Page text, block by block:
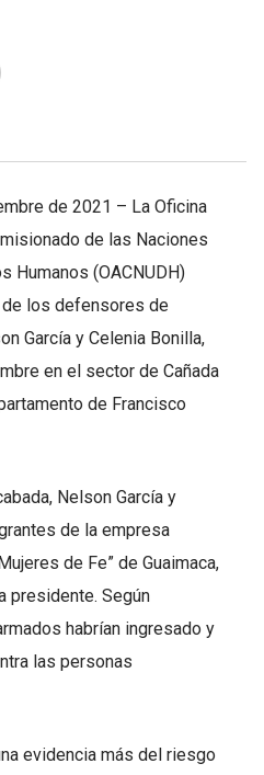
de 2021 – La Oficina
de las Naciones
Humanos (OACNUDH)
los defensores de
García y Celenia Bonilla,
en el sector de Cañada
de Francisco
Nelson García y
de la empresa
de Fe” de Guaimaca,
presidente. Según
habrían ingresado y
las personas
evidencia más del riesgo